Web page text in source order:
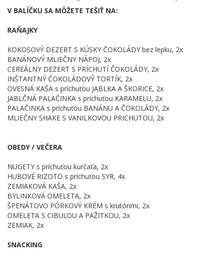
V BALÍČKU SA MÔŽETE TEŠIŤ NA:
RAŇAJKY
KOKOSOVÝ DEZERT S KÚSKY ČOKOLÁDY bez lepku, 2x
BANÁNOVÝ MLIEČNY NÁPOJ, 2x
CEREÁLNY DEZERT S PRÍCHUTÍ ČOKOLÁDY, 2x
INŠTANTNÝ ČOKOLÁDOVÝ TORTÍK, 2x
OVESNÁ KAŠA s príchuťou JABLKA A ŠKORICE, 2x
JABLČNÁ PALAČINKA s príchuťou KARAMELU, 2x
PALAČINKA s príchuťou BANÁNU A ČOKOLÁDY, 2x
MLIEČNY SHAKE S VANILKOVOU PRICHUTOU, 2x
OBEDY / VEČERA
NUGETY s príchuťou kurčaťa, 2x
HUBOVÉ RIZOTO s príchuťou SYR, 4x
ZEMIAKOVÁ KAŠA, 2x
BYLINKOVÁ OMELETA, 2x
ŠPENÁTOVO PÓRKOVÝ KRÉM s krutónmi, 2x
OMELETA S CIBUĽOU A PAŽITKOU, 2x
ZEMIAK, 2x
SNACKING